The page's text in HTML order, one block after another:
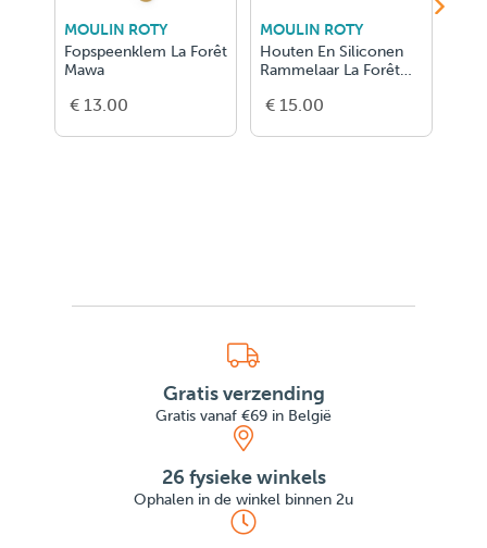
MOULIN ROTY
Fopspeenklem La Forêt
Mawa
€ 13.00
MOULIN ROTY
Houten En Siliconen
Rammelaar La Forêt
€ 15.00
Gratis verzending
Gratis vanaf €69 in België
26 fysieke winkels
Ophalen in de winkel binnen 2u